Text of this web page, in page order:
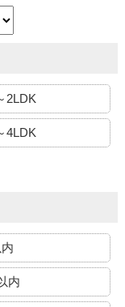
2LDK
4LDK
内